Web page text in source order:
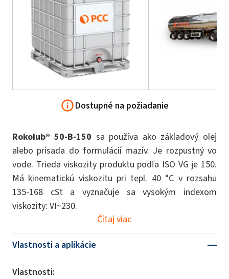
Dostupné na požiadanie
Rokolub® 50-B-150 sa používa ako základový olej
alebo prísada do formulácií mazív. Je rozpustný vo
vode. Trieda viskozity produktu podľa ISO VG je 150.
Má kinematickú viskozitu pri tepl. 40 °C v rozsahu
135-168 cSt a vyznačuje sa vysokým indexom
viskozity: VI~230.
Čítaj viac
Vlastnosti a aplikácie
Vlastnosti: